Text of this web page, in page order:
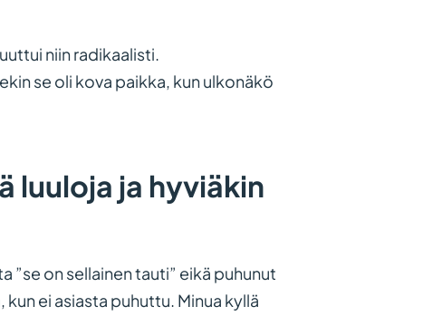
niin radikaalisti.
se oli kova paikka, kun ulkonäkö
luuloja ja hyviäkin
”se on sellainen tauti” eikä puhunut
ei asiasta puhuttu. Minua kyllä